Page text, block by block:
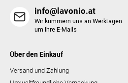
info@lavonio.at
Wir kümmern uns an Werktagen
um Ihre E-Mails
Über den Einkauf
Versand und Zahlung